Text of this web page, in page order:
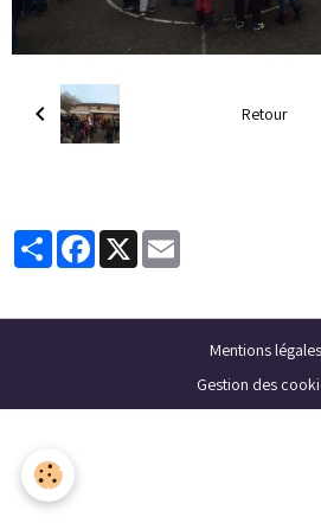
Retour
PartagerFacebook
X
Mentions légales
Gestion des